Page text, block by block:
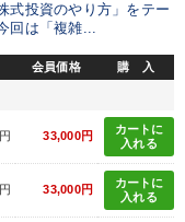
式投資のやり方」をテー
回は「複雑...
会員価格 購 入
33,000円
カートに
入れる
33,000円
カートに
入れる